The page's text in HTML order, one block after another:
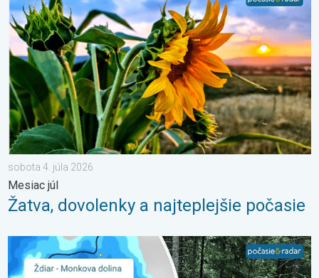
sobota 4. júla 2026
Mesiac júl
Žatva, dovolenky a najteplejšie počasie
2 roky od smrteľného zosuvu v Tatrách. Stopy sú stále